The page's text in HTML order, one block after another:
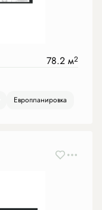
78.2 м2
Европланировка